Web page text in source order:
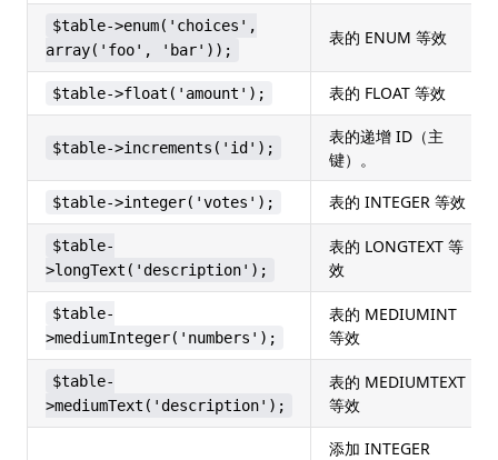
$table->enum('choices',
array('foo', 'bar'));
表的 ENUM 等效
$table->float('amount'); 表的 FLOAT 等效
$table->increments('id');
表的递增 ID（主
键）。
$table->integer('votes'); 表的 INTEGER 等效
$table-
>longText('description');
表的 LONGTEXT 等
效
$table-
>mediumInteger('numbers');
表的 MEDIUMINT
等效
$table-
>mediumText('description');
表的 MEDIUMTEXT
等效
添加 INTEGER